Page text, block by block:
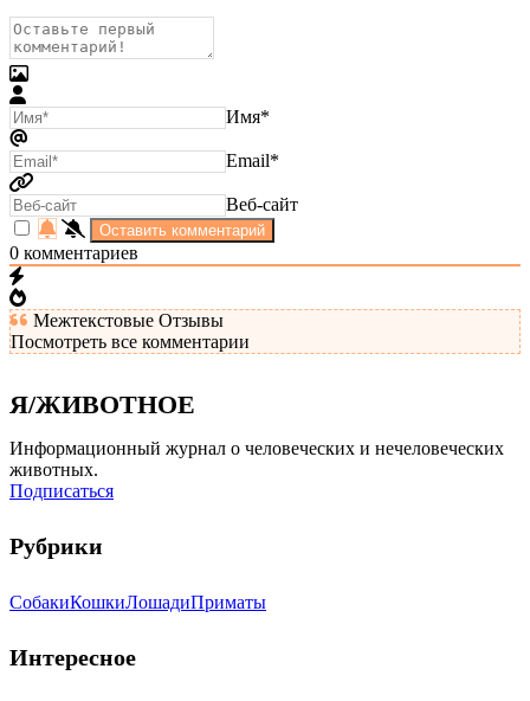
Имя*
Email*
Веб-сайт
0 комментариев
Межтекстовые Отзывы
Посмотреть все комментарии
Я/ЖИВОТНОЕ
Информационный журнал о человеческих и нечеловеческих
животных.
Подписаться
Рубрики
СобакиКошкиЛошадиПриматы
Интересное